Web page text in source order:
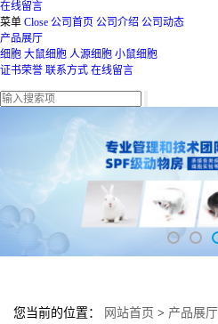
在线留言
菜单 Close 公司首页 公司介绍 公司动态
产品展厅
细胞 大鼠细胞 人源细胞 小鼠细胞
证书荣誉 联系方式 在线留言
您当前的位置： 网站首页 > 产品展厅